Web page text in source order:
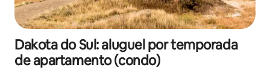
Dakota do Sul: aluguel por temporada
de apartamento (condo)